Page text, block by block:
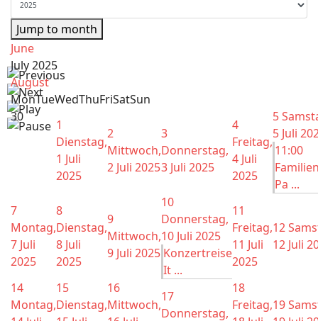
Jump to month
June
July 2025
August
MonTueWedThuFriSatSun
30
1
Dienstag,
1 Juli
2025
2
Mittwoch,
2 Juli 2025
3
Donnerstag,
3 Juli 2025
4
Freitag,
4 Juli
2025
5
5 Juli
11:00
Pa ...
7
Montag,
7 Juli
2025
8
Dienstag,
8 Juli
2025
9
Mittwoch,
9 Juli 2025
10
Donnerstag,
10 Juli 2025
Konzertreise
It ...
11
Freitag,
11 Juli
2025
12
12 Juli
14
Montag,
15
Dienstag,
16
Mittwoch,
17
Donnerstag,
18
Freitag,19